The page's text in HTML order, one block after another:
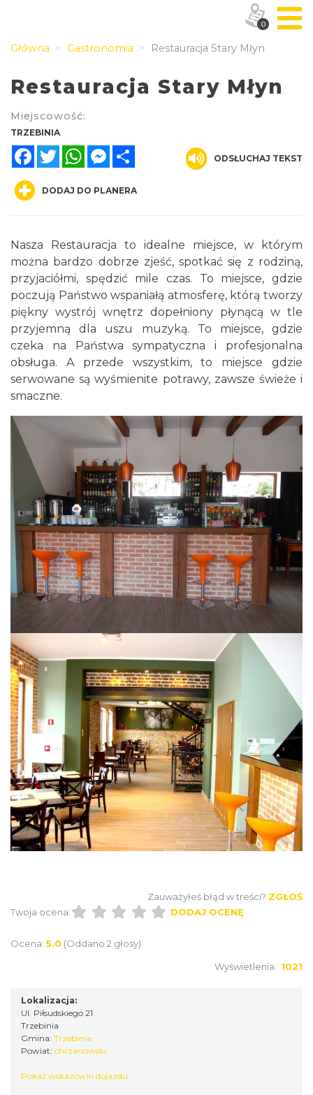
Główna Gastronomia Restauracja Stary Młyn
Restauracja Stary Młyn
Miejscowość:
TRZEBINIA
FacebookTwitterWhatsAppMessenger
ODSŁUCHAJ TEKST
DODAJ DO PLANERA
Nasza Restauracja to idealne miejsce, w którym
można bardzo dobrze zjeść, spotkać się z rodziną,
przyjaciółmi, spędzić mile czas. To miejsce, gdzie
poczują Państwo wspaniałą atmosferę, którą tworzy
piękny wystrój wnętrz dopełniony płynącą w tle
przyjemną dla uszu muzyką. To miejsce, gdzie
czeka na Państwa sympatyczna i profesjonalna
obsługa. A przede wszystkim, to miejsce gdzie
serwowane są wyśmienite potrawy, zawsze świeże i
smaczne.
Zauważyłeś błąd w treści? ZGŁOŚ
Twoja ocena:
DODAJ OCENĘ
Ocena: 5.0 (Oddano 2 głosy)
Wyświetlenia: 1021
Lokalizacja:
Ul. Piłsudskiego 21
Trzebinia
Gmina: Trzebinia
Powiat: chrzanowski
Pokaż wskazówki dojazdu
0